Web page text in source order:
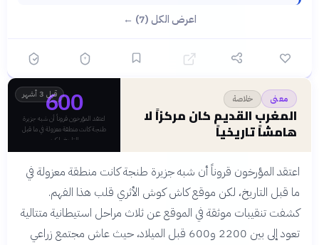
اعرض الكل (7) ←
معنى خلاصة
المغرب القديم كان مركزاً لا
هامشاً تاريخياً
قبل 3 أشهر
600
اعتقد المؤرخون قروناً أن شبه جزيرة
طنجة كانت منطقة معزولة في ما قبل
التاريخ، لكن
اعتقد المؤرخون قروناً أن شبه جزيرة طنجة كانت منطقة معزولة في
ما قبل التاريخ، لكن موقع كاش كوش الأثري قلب هذا الفهم.
كشفت تنقيبات موثقة في الموقع عن ثلاث مراحل استيطانية متتالية
تعود إلى بين 2200 و600 قبل الميلاد، حيث عاش مجتمع زراعي